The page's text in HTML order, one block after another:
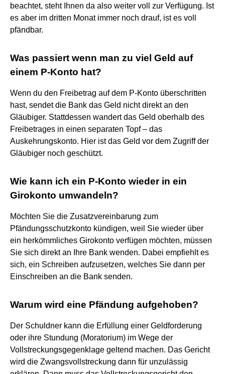
beachtet, steht Ihnen da also weiter voll zur Verfügung. Ist
es aber im dritten Monat immer noch drauf, ist es voll
pfändbar.
Was passiert wenn man zu viel Geld auf
einem P-Konto hat?
Wenn du den Freibetrag auf dem P-Konto überschritten
hast, sendet die Bank das Geld nicht direkt an den
Gläubiger. Stattdessen wandert das Geld oberhalb des
Freibetrages in einen separaten Topf – das
Auskehrungskonto. Hier ist das Geld vor dem Zugriff der
Gläubiger noch geschützt.
Wie kann ich ein P-Konto wieder in ein
Girokonto umwandeln?
Möchten Sie die Zusatzvereinbarung zum
Pfändungsschutzkonto kündigen, weil Sie wieder über
ein herkömmliches Girokonto verfügen möchten, müssen
Sie sich direkt an Ihre Bank wenden. Dabei empfiehlt es
sich, ein Schreiben aufzusetzen, welches Sie dann per
Einschreiben an die Bank senden.
Warum wird eine Pfändung aufgehoben?
Der Schuldner kann die Erfüllung einer Geldforderung
oder ihre Stundung (Moratorium) im Wege der
Vollstreckungsgegenklage geltend machen. Das Gericht
wird die Zwangsvollstreckung dann für unzulässig